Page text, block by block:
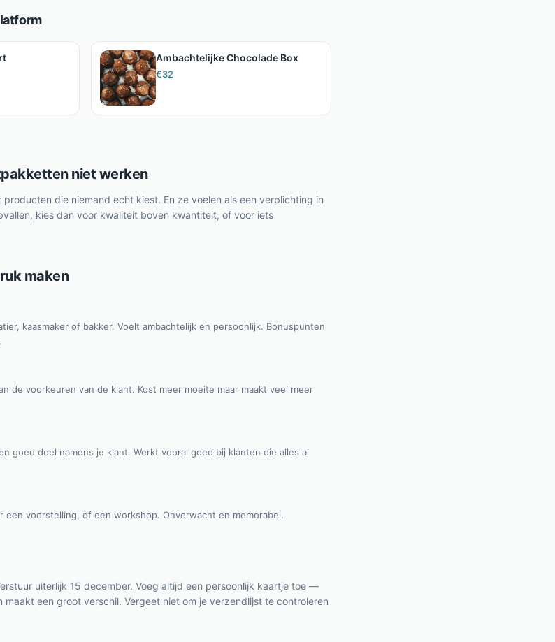
Ambachtelijke Chocolade Box
€32
niet werken
die niemand echt kiest. En ze voelen als een verplichting in
kies dan voor kwaliteit boven kwantiteit, of voor iets
maken
kaasmaker of bakker. Voelt ambachtelijk en persoonlijk. Bonuspunten
de voorkeuren van de klant. Kost meer moeite maar maakt veel meer
goed doel namens je klant. Werkt vooral goed bij klanten die alles al
een voorstelling, of een workshop. Onverwacht en memorabel.
uiterlijk 15 december. Voeg altijd een persoonlijk kaartje toe —
een groot verschil. Vergeet niet om je verzendlijst te controleren